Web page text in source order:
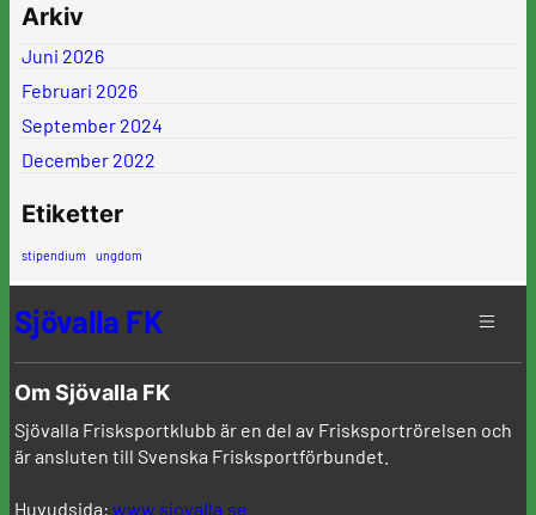
Arkiv
Juni 2026
Februari 2026
September 2024
December 2022
Etiketter
stipendium ungdom
Sjövalla FK
Om Sjövalla FK
Sjövalla Frisksportklubb är en del av Frisksportrörelsen och
är ansluten till Svenska Frisksportförbundet.
Huvudsida: www.sjovalla.se